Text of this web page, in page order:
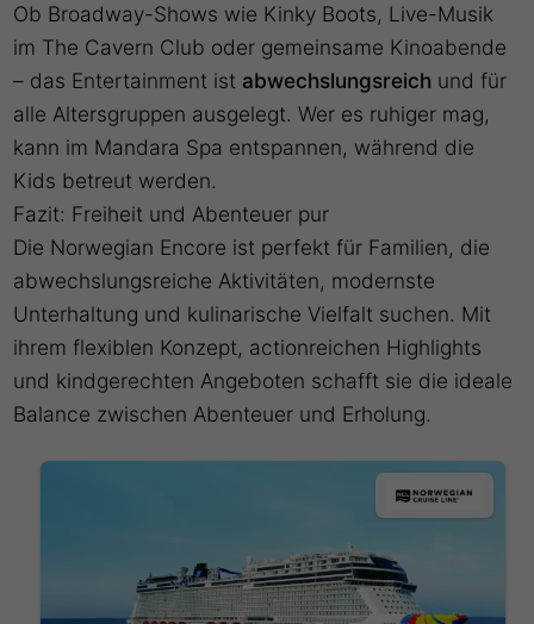
Ob Broadway-Shows wie Kinky Boots, Live-Musik
im The Cavern Club oder gemeinsame Kinoabende
– das Entertainment ist abwechslungsreich und für
alle Altersgruppen ausgelegt. Wer es ruhiger mag,
kann im Mandara Spa entspannen, während die
Kids betreut werden.
Fazit: Freiheit und Abenteuer pur
Die Norwegian Encore ist perfekt für Familien, die
abwechslungsreiche Aktivitäten, modernste
Unterhaltung und kulinarische Vielfalt suchen. Mit
ihrem flexiblen Konzept, actionreichen Highlights
und kindgerechten Angeboten schafft sie die ideale
Balance zwischen Abenteuer und Erholung.